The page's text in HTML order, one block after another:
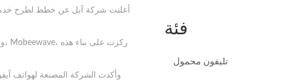
أعلنت شركة آبل عن خطط لطرح خدمة
وأكدت الشركة المصنعة لهواتف
فئة
تليفون محمول